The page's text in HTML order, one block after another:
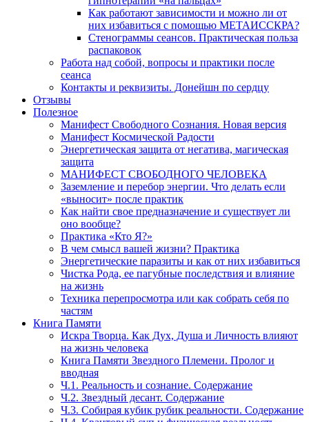
Как работают зависимости и можно ли от
них избавиться с помощью МЕТАИССКРА?
Стенограммы сеансов. Практическая польза
распаковок
Работа над собой, вопросы и практики после
сеанса
Контакты и реквизиты. Донейшн по сердцу
Отзывы
Полезное
Манифест Свободного Сознания. Новая версия
Манифест Космической Радости
Энергетическая защита от негатива, магическая
защита
МАНИФЕСТ СВОБОДНОГО ЧЕЛОВЕКА
Заземление и перебор энергии. Что делать если
«выносит» после практик
Как найти свое предназначение и существует ли
оно вообще?
Практика «Кто Я?»
В чем смысл вашей жизни? Практика
Энергетические паразиты и как от них избавиться
Чистка Рода, ее пагубные последствия и влияние
на жизнь
Техника перепросмотра или как собрать себя по
частям
Книга Памяти
Искра Творца. Как Дух, Душа и Личность влияют
на жизнь человека
Книга Памяти Звездного Племени. Пролог и
вводная
Ч.1. Реальность и сознание. Содержание
Ч.2. Звездный десант. Содержание
Ч.3. Собирая кубик рубик реальности. Содержание